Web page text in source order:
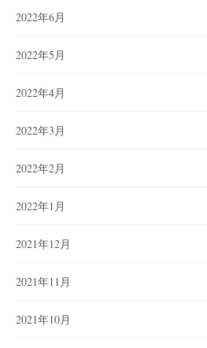
2022年6月
2022年5月
2022年4月
2022年3月
2022年2月
2022年1月
2021年12月
2021年11月
2021年10月